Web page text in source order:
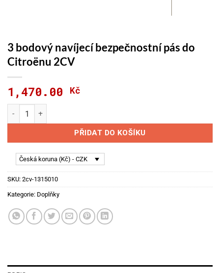
3 bodový navíjecí bezpečnostní pás do
Citroënu 2CV
1,470.00 Kč
3 bodový navíjecí bezpečnostní pás do Citroënu 2CV množství
PŘIDAT DO KOŠÍKU
Česká koruna (Kč) - CZK
SKU: 2cv-1315010
Kategorie: Doplňky